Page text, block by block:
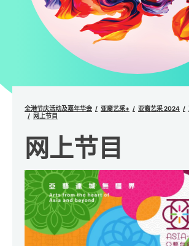
全港节庆活动及嘉年华会 亚裔艺采+ 亚裔艺采 2024
网上节目
网上节目